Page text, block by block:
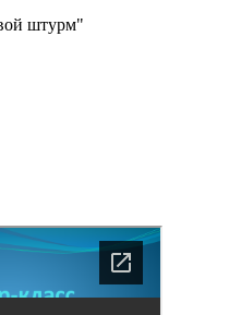
штурм"